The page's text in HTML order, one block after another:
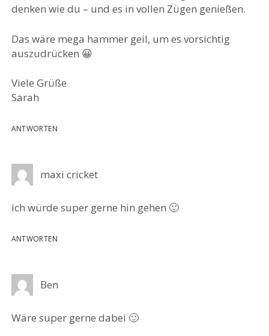
denken wie du – und es in vollen Zügen genießen.
Das wäre mega hammer geil, um es vorsichtig
auszudrücken 😀
Viele Grüße
Sarah
ANTWORTEN
maxi cricket
ich würde super gerne hin gehen 🙂
ANTWORTEN
Ben
Wäre super gerne dabei 🙂